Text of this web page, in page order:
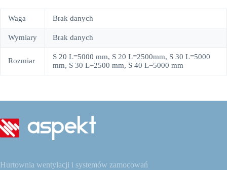
Waga Brak danych
Wymiary Brak danych
Rozmiar
S 20 L=5000 mm, S 20 L=2500mm, S 30 L=5000
mm, S 30 L=2500 mm, S 40 L=5000 mm
Hurtownia wentylacji i systemów zamocowań